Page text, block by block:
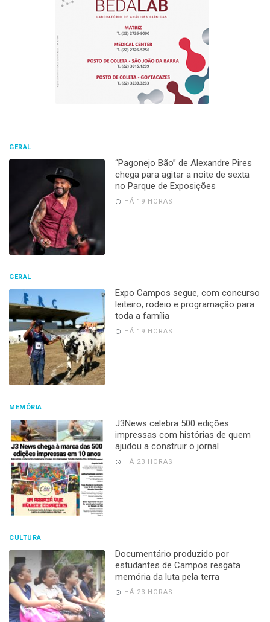
GERAL
“Pagonejo Bão” de Alexandre Pires
chega para agitar a noite de sexta
no Parque de Exposições
HÁ 19 HORAS
GERAL
Expo Campos segue, com concurso
leiteiro, rodeio e programação para
toda a família
HÁ 19 HORAS
MEMÓRIA
J3News celebra 500 edições
impressas com histórias de quem
ajudou a construir o jornal
HÁ 23 HORAS
CULTURA
Documentário produzido por
estudantes de Campos resgata
memória da luta pela terra
HÁ 23 HORAS